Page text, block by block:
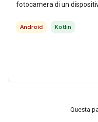
fotocamera di un
Android Kotlin
Questa